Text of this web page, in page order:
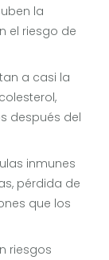
la
el riesgo de
a casi la
después del
inmunes
pérdida de
que los
riesgos